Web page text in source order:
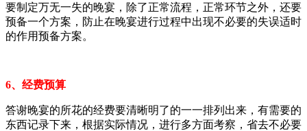
要制定万无一失的晚宴，除了正常流程，正常环节之外，还要
预备一个方案，防止在晚宴进行过程中出现不必要的失误适时
的作用预备方案。
6、经费预算
答谢晚宴的所花的经费要清晰明了的一一排列出来，有需要的
东西记录下来，根据实际情况，进行多方面考察，省去不必要